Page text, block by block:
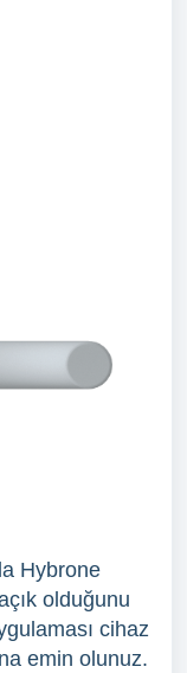
Hybrone
olduğunu
cihaz
emin olunuz.